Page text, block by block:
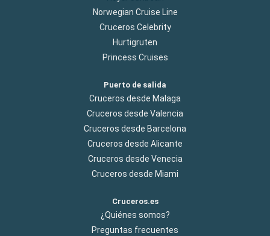
Norwegian Cruise Line
Cruceros Celebrity
Hurtigruten
Princess Cruises
Puerto de salida
Cruceros desde Malaga
Cruceros desde Valencia
Cruceros desde Barcelona
Cruceros desde Alicante
Cruceros desde Venecia
Cruceros desde Miami
Cruceros.es
¿Quiénes somos?
Preguntas frecuentes